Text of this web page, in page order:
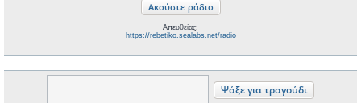
Απευθείας:
https://rebetiko.sealabs.net/radio